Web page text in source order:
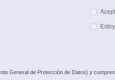
General de Protección de Datos) y